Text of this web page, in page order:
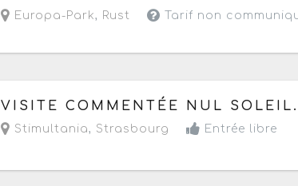
Europa-Park, Rust Tarif non
Du samedi 25 juillet au samedi 5 septembre
VISITE COMMENTÉE NUL
Stimultania, Strasbourg Entrée libre